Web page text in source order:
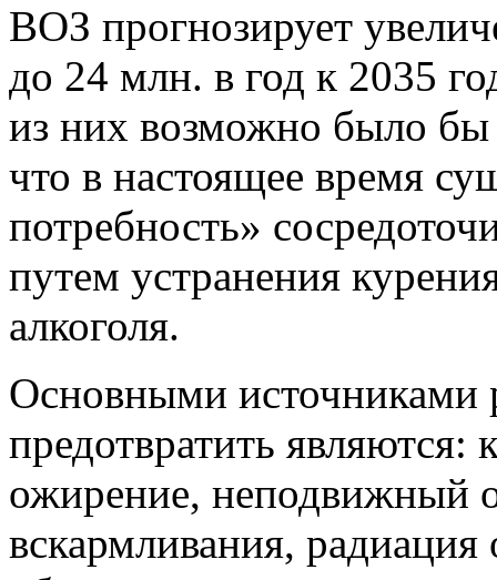
ВОЗ прогнозирует
до 24 млн. в год к 2035
из них возможно было бы
что в настоящее время
потребность»
путем устранения
алкоголя.
Основными источниками
предотвратить являются:
ожирение, неподвижный
вскармливания,